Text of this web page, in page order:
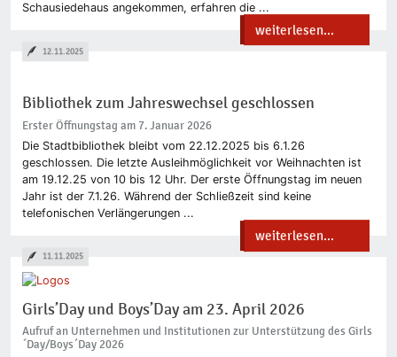
Schausiedehaus angekommen, erfahren die ...
weiterlesen...
Bibliothek zum Jahreswechsel geschlossen
Erster Öffnungstag am 7. Januar 2026
Die Stadtbibliothek bleibt vom 22.12.2025 bis 6.1.26
geschlossen. Die letzte Ausleihmöglichkeit vor Weihnachten ist
am 19.12.25 von 10 bis 12 Uhr. Der erste Öffnungstag im neuen
Jahr ist der 7.1.26. Während der Schließzeit sind keine
telefonischen Verlängerungen ...
weiterlesen...
12.11.2025
Girls’Day und Boys’Day am 23. April 2026
Aufruf an Unternehmen und Institutionen zur Unterstützung des Girls
´Day/Boys´Day 2026
11.11.2025